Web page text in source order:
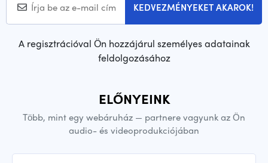
KEDVEZMÉNYEKET AKAROK!
A regisztrációval Ön hozzájárul személyes adatainak
feldolgozásához
ELŐNYEINK
Több, mint egy webáruház — partnere vagyunk az Ön
audio- és videoprodukciójában